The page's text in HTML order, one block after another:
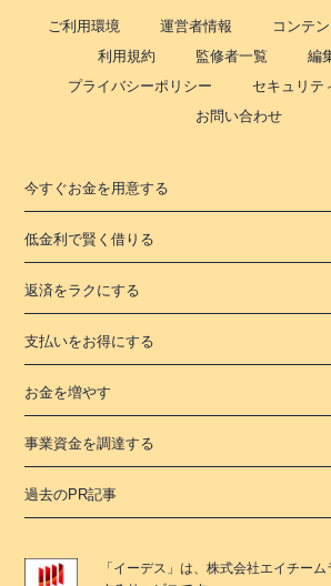
ご利用環境 運営者情報
コンテ
利用規約
監修者一覧
編
プライバシーポリシー
セキュリテ
お問い合わせ
今すぐお金を用意する
低金利で賢く借りる
返済をラクにする
支払いをお得にする
お金を増やす
事業資金を調達する
過去のPR記事
「 イーデス 」は、株式会社エイチー